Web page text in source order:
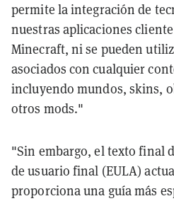
permite la integración de
nuestras aplicaciones
Minecraft, ni se pueden
asociados con cualquier
incluyendo mundos, skins,
otros mods."
"Sin embargo, el texto final
de usuario final (EULA)
proporciona una guía más